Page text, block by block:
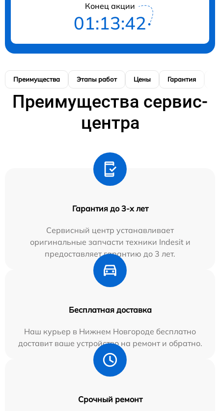
Конец акции
01:13:41
Преимущества Этапы работ Цены Гарантия
Преимущества сервис-
центра
Гарантия до 3-х лет
Сервисный центр устанавливает
оригинальные запчасти техники Indesit и
предоставляет гарантию до 3 лет.
Бесплатная доставка
Наш курьер в Нижнем Новгороде бесплатно
доставит ваше устройство на ремонт и обратно.
Срочный ремонт